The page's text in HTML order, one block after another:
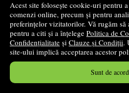
Acest site folosește cookie-uri pentru
comenzi online, precum și pentru
preferințelor vizitatorilor. Vă rugăm să
pentru a citi și a înțelege Politica de
Confidențialitate și Clauze și Condiții.
site-ului implică acceptarea acestor
Sunt de acord
➤ alertă
Construieste-ti propriul iaht -
ARAMIS - 2014